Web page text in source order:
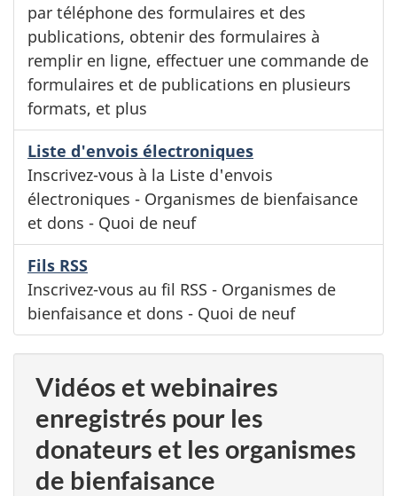
par téléphone des formulaires et des
publications, obtenir des formulaires à
remplir en ligne, effectuer une commande de
formulaires et de publications en plusieurs
formats, et plus
Liste d'envois électroniques
Inscrivez-vous à la Liste d'envois
électroniques - Organismes de bienfaisance
et dons - Quoi de neuf
Fils RSS
Inscrivez-vous au fil RSS - Organismes de
bienfaisance et dons - Quoi de neuf
Vidéos et webinaires
enregistrés pour les
donateurs et les organismes
de bienfaisance